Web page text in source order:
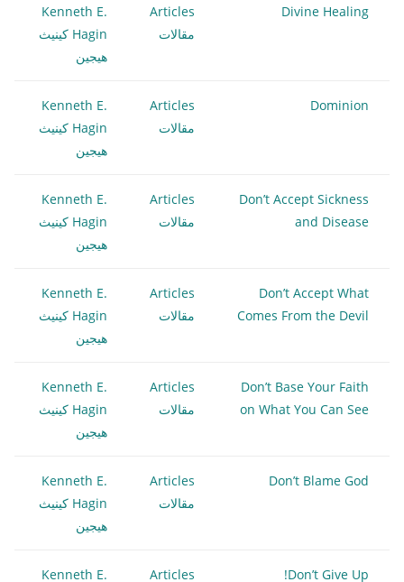
Divine Healing
Articles
مقالات
Kenneth E.
Hagin كينيث
هيجين
Dominion
Articles
مقالات
Kenneth E.
Hagin كينيث
هيجين
Don’t Accept Sickness
and Disease
Articles
مقالات
Kenneth E.
Hagin كينيث
هيجين
Don’t Accept What
Comes From the Devil
Articles
مقالات
Kenneth E.
Hagin كينيث
هيجين
Don’t Base Your Faith
on What You Can See
Articles
مقالات
Kenneth E.
Hagin كينيث
هيجين
Don’t Blame God
Articles
مقالات
Kenneth E.
Hagin كينيث
هيجين
Don’t Give Up!
Articles
Kenneth E.